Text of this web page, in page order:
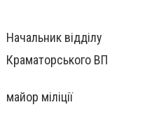
Начальник відділу
Краматорського ВП
майор міліції